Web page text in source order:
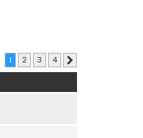
1 2 3 4